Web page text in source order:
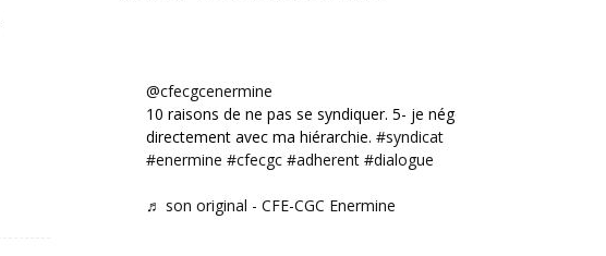
@cfecgcenermine
10 raisons de ne pas se syndiquer. 5- je négocie
directement avec ma hiérarchie. #syndicat
#enermine #cfecgc #adherent #dialogue
♬ son original - CFE-CGC Enermine